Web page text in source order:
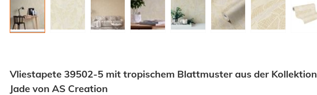
Vliestapete 39502-5 mit tropischem Blattmuster aus der Kollektion
Jade von AS Creation